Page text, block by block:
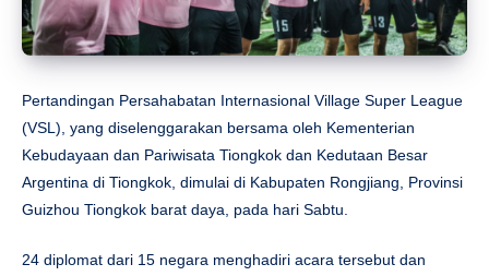
Pertandingan Persahabatan Internasional Village Super League
(VSL), yang diselenggarakan bersama oleh Kementerian
Kebudayaan dan Pariwisata Tiongkok dan Kedutaan Besar
Argentina di Tiongkok, dimulai di Kabupaten Rongjiang, Provinsi
Guizhou Tiongkok barat daya, pada hari Sabtu.
24 diplomat dari 15 negara menghadiri acara tersebut dan